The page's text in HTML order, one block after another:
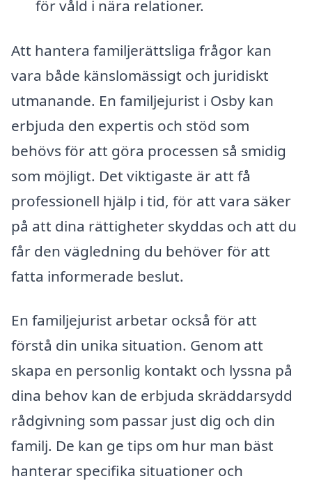
för våld i nära relationer.
Att hantera familjerättsliga frågor kan
vara både känslomässigt och juridiskt
utmanande. En familjejurist i Osby kan
erbjuda den expertis och stöd som
behövs för att göra processen så smidig
som möjligt. Det viktigaste är att få
professionell hjälp i tid, för att vara säker
på att dina rättigheter skyddas och att du
får den vägledning du behöver för att
fatta informerade beslut.
En familjejurist arbetar också för att
förstå din unika situation. Genom att
skapa en personlig kontakt och lyssna på
dina behov kan de erbjuda skräddarsydd
rådgivning som passar just dig och din
familj. De kan ge tips om hur man bäst
hanterar specifika situationer och